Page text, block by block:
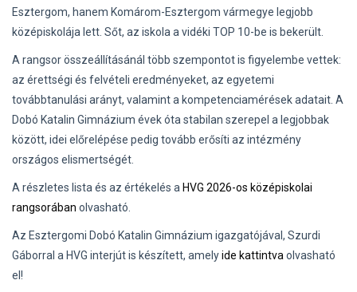
Esztergom, hanem Komárom-Esztergom vármegye legjobb
középiskolája lett. Sőt, az iskola a vidéki TOP 10-be is bekerült.
A rangsor összeállításánál több szempontot is figyelembe vettek:
az érettségi és felvételi eredményeket, az egyetemi
továbbtanulási arányt, valamint a kompetenciamérések adatait. A
Dobó Katalin Gimnázium évek óta stabilan szerepel a legjobbak
között, idei előrelépése pedig tovább erősíti az intézmény
országos elismertségét.
A részletes lista és az értékelés a HVG 2026-os középiskolai
rangsorában olvasható.
Az Esztergomi Dobó Katalin Gimnázium igazgatójával, Szurdi
Gáborral a HVG interjút is készített, amelyide kattintvaolvasható
el!